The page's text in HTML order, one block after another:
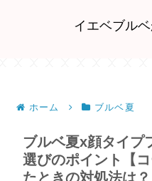
イエベブル
ホーム ブルベ夏
ブルベ夏x顔タイプ
選びのポイント【
たときの対処法は？